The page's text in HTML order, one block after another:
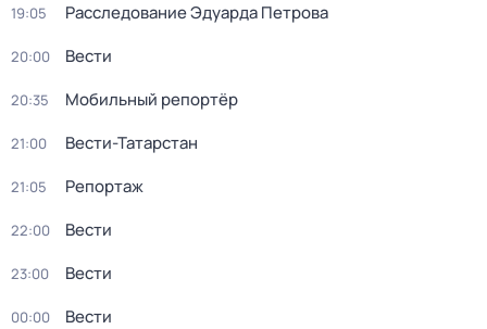
19:05 Расследование Эдуарда Петрова
20:00 Вести
20:35 Мобильный репортёр
21:00 Вести-Татарстан
21:05 Репортаж
22:00 Вести
23:00 Вести
00:00 Вести